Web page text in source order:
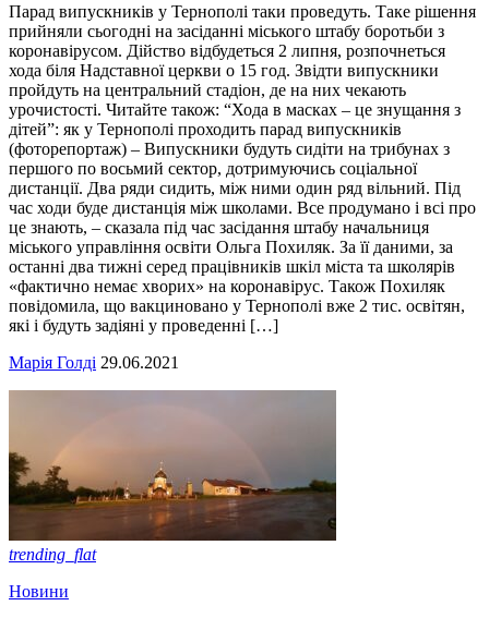
Парад випускників у Тернополі таки проведуть. Таке рішення
прийняли сьогодні на засіданні міського штабу боротьби з
коронавірусом. Дійство відбудеться 2 липня, розпочнеться
хода біля Надставної церкви о 15 год. Звідти випускники
пройдуть на центральний стадіон, де на них чекають
урочистості. Читайте також: “Хода в масках – це знущання з
дітей”: як у Тернополі проходить парад випускників
(фоторепортаж) – Випускники будуть сидіти на трибунах з
першого по восьмий сектор, дотримуючись соціальної
дистанції. Два ряди сидить, між ними один ряд вільний. Під
час ходи буде дистанція між школами. Все продумано і всі про
це знають, – сказала під час засідання штабу начальниця
міського управління освіти Ольга Похиляк. За її даними, за
останні два тижні серед працівників шкіл міста та школярів
«фактично немає хворих» на коронавірус. Також Похиляк
повідомила, що вакциновано у Тернополі вже 2 тис. освітян,
які і будуть задіяні у проведенні […]
Марія Голді 29.06.2021
trending_flat
Новини